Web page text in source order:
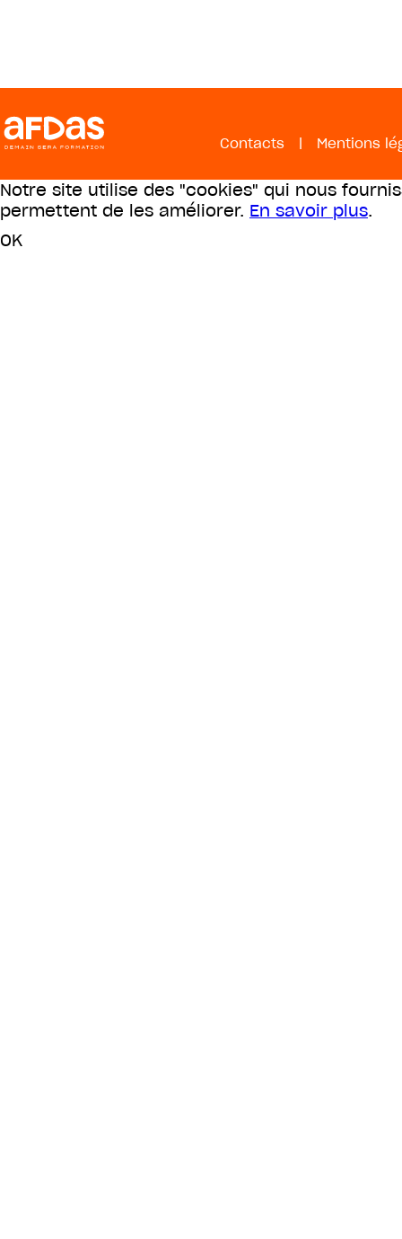
Contacts | Mentions
Notre site utilise des "cookies" qui nous
permettent de les améliorer. En savoir plus.
OK